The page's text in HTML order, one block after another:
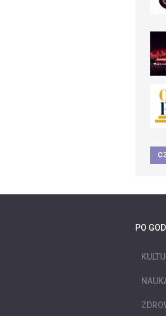
PO